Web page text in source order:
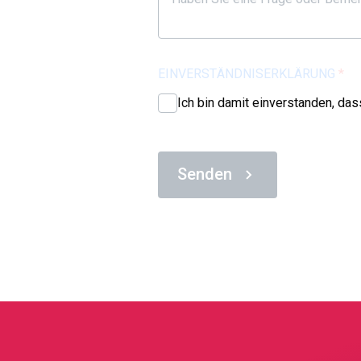
EINVERSTÄNDNISERKLÄRUNG *
Ich bin damit einverstanden,
Senden